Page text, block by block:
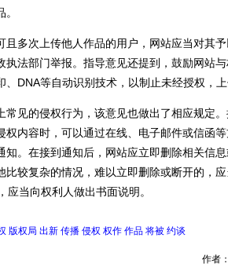
多次上传他人作品的用户，网站应当对其予
执法部门举报。指导意见还提到，鼓励网站
、DNA等自动识别技术，以制止未经授权，
见的侵权行为，该意见也做出了相应规定。
权内容时，可以通过在线、电子邮件或信函
知。在接到通知后，网站应立即删除相关信
比较复杂的情况，难以立即删除或断开的，
应当向权利人做出书面说明。
版权局 出新 传播 侵权 权作 作品 将被 约谈
作者